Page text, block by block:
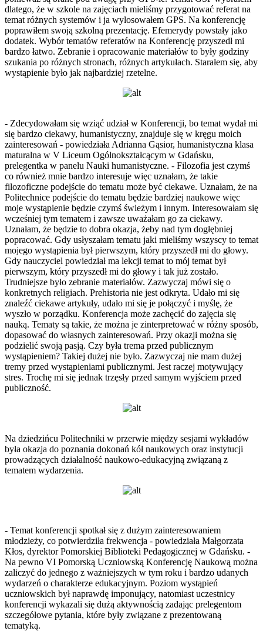
dlatego, że w szkole na zajęciach mieliśmy przygotować referat na
temat różnych systemów i ja wylosowałem GPS. Na konferencję
poprawiłem swoją szkolną prezentację. Efemerydy powstały jako
dodatek. Wybór tematów referatów na Konferencję przyszedł mi
bardzo łatwo. Zebranie i opracowanie materiałów to były godziny
szukania po różnych stronach, różnych artykułach. Starałem się, aby
wystąpienie było jak najbardziej rzetelne.
- Zdecydowałam się wziąć udział w Konferencji, bo temat wydał mi
się bardzo ciekawy, humanistyczny, znajduje się w kręgu moich
zainteresowań - powiedziała Adrianna Gąsior, humanistyczna klasa
maturalna w V Liceum Ogólnokształcącym w Gdańsku,
prelegentka w panelu Nauki humanistyczne. - Filozofia jest czymś
co również mnie bardzo interesuje więc uznałam, że takie
filozoficzne podejście do tematu może być ciekawe. Uznałam, że na
Politechnice podejście do tematu będzie bardziej naukowe więc
moje wystąpienie będzie czymś świeżym i innym. Interesowałam się
wcześniej tym tematem i zawsze uważałam go za ciekawy.
Uznałam, że będzie to dobra okazja, żeby nad tym dogłębniej
popracować. Gdy usłyszałam tematu jaki mieliśmy wszyscy to temat
mojego wystąpienia był pierwszym, który przyszedł mi do głowy.
Gdy nauczyciel powiedział ma lekcji temat to mój temat był
pierwszym, który przyszedł mi do głowy i tak już zostało.
Trudniejsze było zebranie materiałów. Zazwyczaj mówi się o
konkretnych religiach. Prehistoria nie jest odkryta. Udało mi się
znaleźć ciekawe artykuły, udało mi się je połączyć i myślę, że
wyszło w porządku. Konferencja może zachęcić do zajęcia się
nauką. Tematy są takie, że można je zinterpretować w różny sposób,
dopasować do własnych zainteresowań. Przy okazji można się
podzielić swoją pasją. Czy była trema przed publicznym
wystąpieniem? Takiej dużej nie było. Zazwyczaj nie mam dużej
tremy przed wystąpieniami publicznymi. Jest raczej motywujący
stres. Trochę mi się jednak trzęsły przed samym wyjściem przed
publiczność.
Na dziedzińcu Politechniki w przerwie między sesjami wykładów
była okazja do poznania dokonań kół naukowych oraz instytucji
prowadzących działalność naukowo-edukacyjną związaną z
tematem wydarzenia.
- Temat konferencji spotkał się z dużym zainteresowaniem
młodzieży, co potwierdziła frekwencja - powiedziała Małgorzata
Kłos, dyrektor Pomorskiej Biblioteki Pedagogicznej w Gdańsku. -
Na pewno VI Pomorską Uczniowską Konferencję Naukową można
zaliczyć do jednego z ważniejszych w tym roku i bardzo udanych
wydarzeń o charakterze edukacyjnym. Poziom wystąpień
uczniowskich był naprawdę imponujący, natomiast uczestnicy
konferencji wykazali się dużą aktywnością zadając prelegentom
szczegółowe pytania, które były związane z prezentowaną
tematyką.